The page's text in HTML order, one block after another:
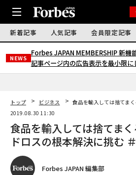
新着記事 人気記事 会員限定記事
NEWS
Forbes JAPAN MEMBERSHIP 新機
記事ページ内の広告表示を最小限に
トップ ビジネス
食品を輸入しては捨てま
2019.08.30 11:30
食品を輸入しては捨てま
ドロスの根本解決に挑む
Forbes JAPAN 編集部